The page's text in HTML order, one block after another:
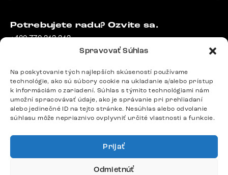
Spravovať Súhlas
Na poskytovanie tých najlepších skúseností používame
technológie, ako sú súbory cookie na ukladanie a/alebo prístup
k informáciám o zariadení. Súhlas s týmito technológiami nám
umožní spracovávať údaje, ako je správanie pri prehliadaní
alebo jedinečné ID na tejto stránke. Nesúhlas alebo odvolanie
súhlasu môže nepriaznivo ovplyvniť určité vlastnosti a funkcie.
Prijať
Odmietnúť
Potrebujete radu? Ozvite sa.
+420 770 313 313
Po – Pia: 9:00 – 17:00
Odpovedáme do 24 hodín.
Google recenzie
4,8